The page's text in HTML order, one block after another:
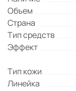
Объем
Страна
Тип средств
Эффект
Тип кожи
Линейка